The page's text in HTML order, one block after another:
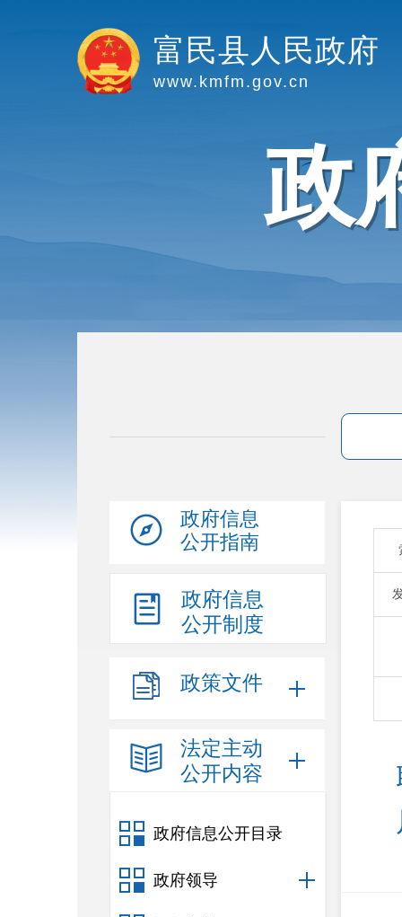
富民县人民政府
www.kmfm.gov.cn
政
政府信息
公开指南
政府信息
公开制度
政策文件
法定主动
公开内容
政府信息公开目录
政府领导